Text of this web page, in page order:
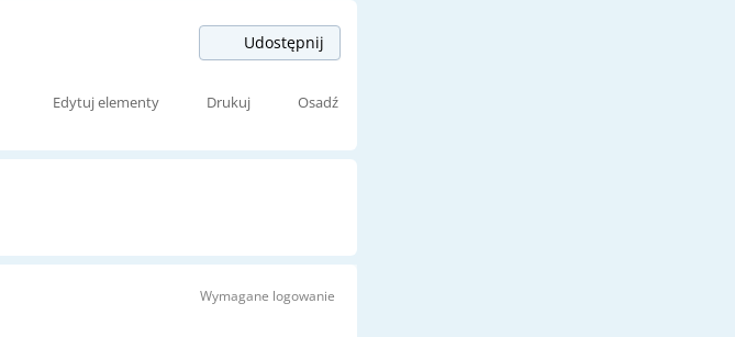
Udostępnij
Edytuj elementy Drukuj Osadź
Wymagane logowanie